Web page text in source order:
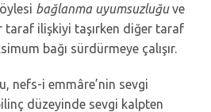
bağlanma uyumsuzluğuve
ilişkiyi taşırken diğer taraf
bağı sürdürmeye çalışır.
nefs-i emmâre’nin sevgi
bilinç düzeyinde sevgi kalpten